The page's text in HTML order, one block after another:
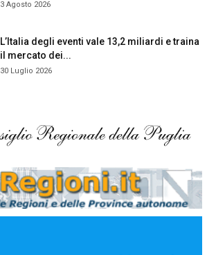
3 Agosto 2026
L’Italia degli eventi vale 13,2 miliardi e traina
il mercato dei...
30 Luglio 2026